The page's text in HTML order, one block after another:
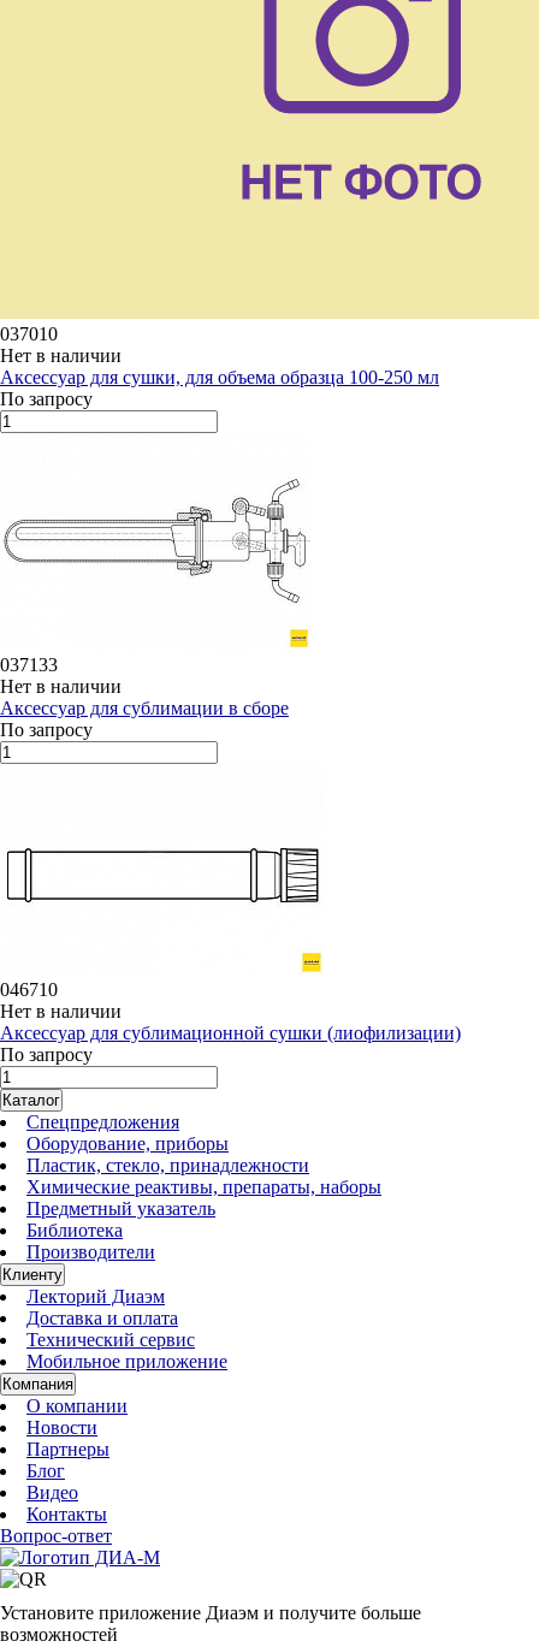
037010
Нет в наличии
Аксессуар для сушки, для объема образца 100-250 мл
По запросу
037133
Нет в наличии
Аксессуар для сублимации в сборе
По запросу
046710
Нет в наличии
Аксессуар для сублимационной сушки (лиофилизации)
По запросу
Каталог
Спецпредложения
Оборудование, приборы
Пластик, стекло, принадлежности
Химические реактивы, препараты, наборы
Предметный указатель
Библиотека
Производители
Клиенту
Лекторий Диаэм
Доставка и оплата
Технический сервис
Мобильное приложение
Компания
О компании
Новости
Партнеры
Блог
Видео
Контакты
Вопрос-ответ
Установите приложение Диаэм и получите больше
возможностей